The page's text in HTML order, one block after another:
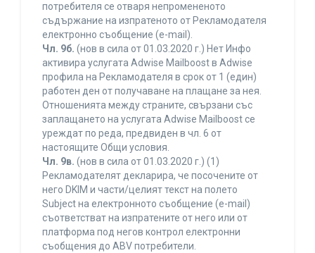
потребителя се отваря непромененото
съдържание на изпратеното от Рекламодателя
електронно съобщение (e-mail).
Чл. 9б. (нов в сила от 01.03.2020 г.) Нет Инфо
активира услугата Adwise Mailboost в Adwise
профила на Рекламодателя в срок от 1 (един)
работен ден от получаване на плащане за нея.
Отношенията между страните, свързани със
заплащането на услугата Adwise Mailboost се
уреждат по реда, предвиден в чл. 6 от
настоящите Общи условия.
Чл. 9в. (нов в сила от 01.03.2020 г.) (1)
Рекламодателят декларира, че посочените от
него DKIM и части/целият текст на полето
Subject на електронното съобщение (e-mail)
съответстват на изпратените от него или от
платформа под негов контрол електронни
съобщения до ABV потребители.